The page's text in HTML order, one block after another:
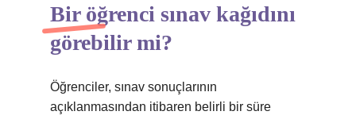
Bir öğrenci sınav kağıdını
görebilir mi?
Öğrenciler, sınav sonuçlarının
açıklanmasından itibaren belirli bir süre